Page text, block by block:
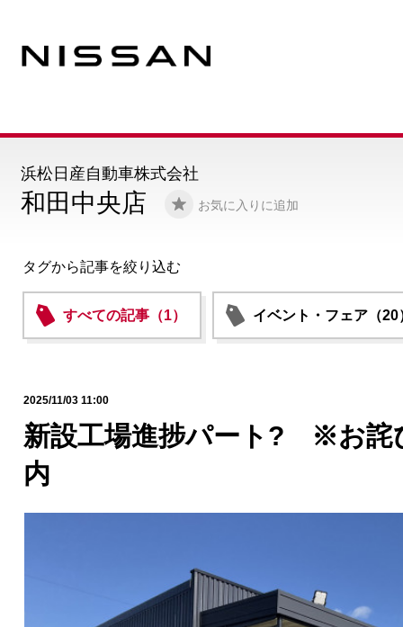
和田中央店 お気に入りに追加
浜松日産自動車株式会社
タグから記事を絞り込む
すべての記事（1） イベント・フェア（20
2025/11/03 11:00
新設工場進捗パート? ※お詫
内